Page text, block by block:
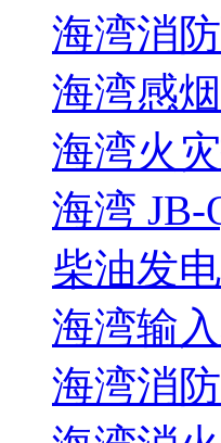
海湾消
海湾感
海湾火
海湾 JB-
柴油发
海湾输
海湾消